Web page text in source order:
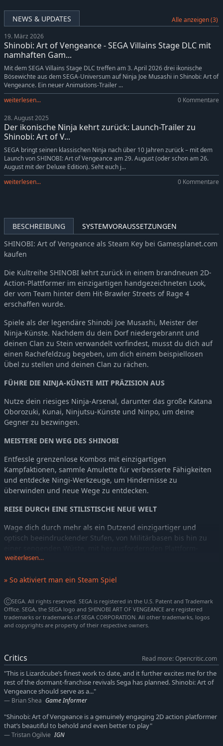
NEWS & UPDATES Alle anzeigen (3)
19. März 2026
Shinobi: Art of Vengeance - SEGA Villains Stage DLC mit
namhaften Gam...
Mit dem SEGA Villains Stage DLC treffen am 3. April 2026 drei ikonische
Bösewichte aus dem SEGA-Universum auf Ninja Joe Musashi in Shinobi: Art of
Vengeance. Ein neuer Animations-Trailer ...
weiterlesen...
0 Kommentare
28. August 2025
Der ikonische Ninja kehrt zurück: Launch-Trailer zu
Shinobi: Art of V...
SEGA bringt seinen klassischen Ninja nach über 10 Jahren zurück – mit dem
Launch von SHINOBI: Art of Vengeance am 29. August (oder schon am 26.
August mit der Deluxe Edition). Seht euch j...
weiterlesen...
0 Kommentare
BESCHREIBUNG
SYSTEMVORAUSSETZUNGEN
SHINOBI: Art of Vengeance als Steam Key bei Gamesplanet.com
kaufen
Die Kultreihe SHINOBI kehrt zurück in einem brandneuen 2D-
Action-Plattformer im einzigartigen handgezeichneten Look,
der vom Team hinter dem Hit-Brawler Streets of Rage 4
erschaffen wurde.
Spiele als der legendäre Shinobi Joe Musashi, Meister der
Ninja-Künste. Nachdem du dein Dorf niedergebrannt und
deinen Clan zu Stein verwandelt vorfindest, musst du dich auf
einen Rachefeldzug begeben, um dich einem beispiellosen
Übel zu stellen und deinen Clan zu rächen.
FÜHRE DIE NINJA-KÜNSTE MIT PRÄZISION AUS
Nutze dein riesiges Ninja-Arsenal, darunter das große Katana
Oborozuki, Kunai, Ninjutsu-Künste und Ninpo, um deine
Gegner zu bezwingen.
MEISTERE DEN WEG DES SHINOBI
Entfessle grenzenlose Kombos mit einzigartigen
Kampfaktionen, sammle Amulette für verbesserte Fähigkeiten
und entdecke Ningi-Werkzeuge, um Hindernisse zu
überwinden und neue Wege zu entdecken.
REISE DURCH EINE STILISTISCHE NEUE WELT
Wage dich durch mehr als ein Dutzend einzigartiger und
optisch beeindruckender Stufen, von Militärbasen bis hin zu
Rätseln und versteckten Geheimnissen.
weiterlesen…
» So aktiviert man ein Steam Spiel
ⒸSEGA. All rights reserved. SEGA is registered in the U.S. Patent and Trademark
Office. SEGA, the SEGA logo and SHINOBI ART OF VENGEANCE are registered
trademarks or trademarks of SEGA CORPORATION. All other trademarks, logos
and copyrights are property of their respective owners.
Critics
Read more: Opencritic.com
"This is Lizardcube’s finest work to date, and it further excites me for the
rest of the dormant-franchise revivals Sega has planned. Shinobi: Art of
Vengeance should serve as a..."
Brian Shea Game Informer
"Shinobi: Art of Vengeance is a genuinely engaging 2D action platformer
that’s beautiful to behold and even better to play"
Tristan Ogilvie IGN